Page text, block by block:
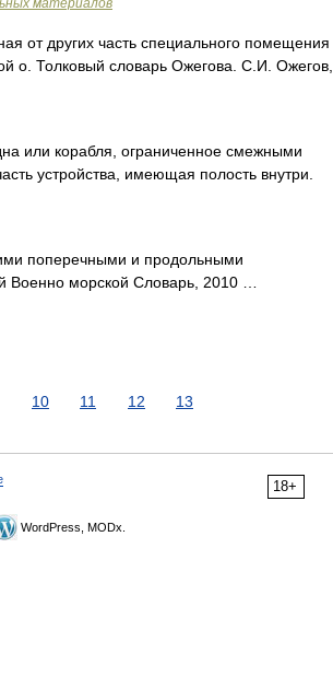
материалов
от других часть специального помещения
о. Толковый словарь Ожегова. С.И. Ожегов,
или корабля, ограниченное смежными
устройства, имеющая полость внутри.
поперечными и продольными
Военно морской Словарь, 2010 …
10 11 12 13
18+
WordPress, MODx.